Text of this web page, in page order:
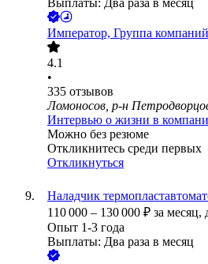
Выплаты: Два раза в месяц
Император, Группа компаний
4.1
•
335 отзывов
Ломоносов, р-н
Интервью о жизни в
Можно без резюме
Откликнитесь среди первых
Откликнуться
Наладчик
110 000 – 130 000 ₽ за месяц,
Опыт 1-3 года
Выплаты: Два раза в месяц